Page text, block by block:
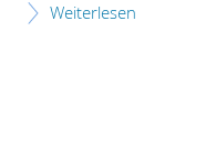
Weiterlesen